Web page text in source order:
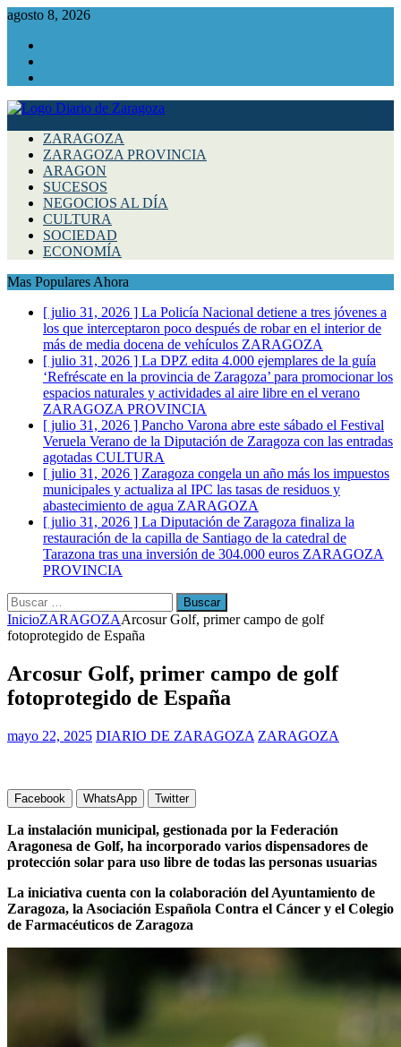
agosto 8, 2026
ZARAGOZA
ZARAGOZA PROVINCIA
ARAGON
SUCESOS
NEGOCIOS AL DÍA
CULTURA
SOCIEDAD
ECONOMÍA
Mas Populares Ahora
[ julio 31, 2026 ] La Policía Nacional detiene a tres jóvenes a
los que interceptaron poco después de robar en el interior de
más de media docena de vehículos ZARAGOZA
[ julio 31, 2026 ] La DPZ edita 4.000 ejemplares de la guía
‘Refréscate en la provincia de Zaragoza’ para promocionar los
espacios naturales y actividades al aire libre en el verano
ZARAGOZA PROVINCIA
[ julio 31, 2026 ] Pancho Varona abre este sábado el Festival
Veruela Verano de la Diputación de Zaragoza con las entradas
agotadas CULTURA
[ julio 31, 2026 ] Zaragoza congela un año más los impuestos
municipales y actualiza al IPC las tasas de residuos y
abastecimiento de agua ZARAGOZA
[ julio 31, 2026 ] La Diputación de Zaragoza finaliza la
restauración de la capilla de Santiago de la catedral de
Tarazona tras una inversión de 304.000 euros ZARAGOZA
PROVINCIA
Buscar:
InicioZARAGOZAArcosur Golf, primer campo de golf
fotoprotegido de España
Arcosur Golf, primer campo de golf
fotoprotegido de España
mayo 22, 2025 DIARIO DE ZARAGOZA ZARAGOZA
Facebook WhatsApp Twitter
La instalación municipal, gestionada por la Federación
Aragonesa de Golf, ha incorporado varios dispensadores de
protección solar para uso libre de todas las personas usuarias
La iniciativa cuenta con la colaboración del Ayuntamiento de
Zaragoza, la Asociación Española Contra el Cáncer y el Colegio
de Farmacéuticos de Zaragoza